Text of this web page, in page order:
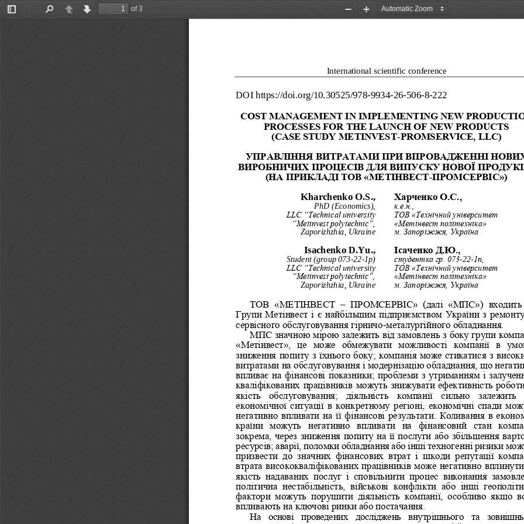
Toggle
PreviousNext
of 3
Zoom
Zoom
International scientific conference
DOI https://doi.org/10.30525/978-9934-26-506-8-222
COST MANAGEMENT IN IMPLEMENTING NEW
PROCESSES FOR THE LAUNCH OF NEW PRODUCTS
(CASE STUDY METINVEST-PROMSERVICE, LLC)
УПРАВЛІННЯ ВИТРАТАМИ ПРИ ВПРОВАДЖЕННІ
ВИРОБНИЧИХ ПРОЦЕСІВ ДЛЯ ВИПУСКУ НОВОЇ
(НА ПРИКЛАДІ ТОВ «МЕТІНВЕСТ-ПРОМСЕРВІС»)
Kharchenko O.S.,
PhD (Economics),
LLC “Technical university
“Metinvest polytechnic”,
Zaporizhzhia, Ukraine
Isachenko D.Yu.,
Student (group 073-22-1p)
LLC “Technical university
“Metinvest polytechnic”,
Zaporizhzhia, Ukraine
Харченко О.С.,
к.е.н.,
ТОВ «Технічний університет
«Метінвест політехніка»
м. Запоріжжя, Україна
Ісаченко Д.Ю.,
студентка гр. 073-22-1п,
ТОВ «Технічний університет
«Метінвест політехніка»
м. Запоріжжя, Україна
ТОВ  «МЕТІНВЕСТ – ПРОМСЕРВІС»  (далі  «МПС»)  входить
Групи Метінвест і є найбільшим підприємством України з
сервісного обслуговування гірничо-металургійного обладнання.
МПС значною мірою залежить від замовлень з боку групи
«Метінвест»,  це  може  обмежувати  можливості  компанії  в
зниження попиту з їхнього боку; компанія може стикатися з
витратами на обслуговування і модернізацію обладнання, що
впливає на фінансові показники; проблеми з утриманням і
кваліфікованих працівників можуть знижувати ефективність
якість  обслуговування;  діяльність  компанії  сильно  залежить
економічної ситуації в конкретному регіоні, економічні спади
негативно впливати на її фінансові результати. Коливання в
країни  можуть  негативно  впливати  на  фінансовий  стан
зокрема, через зниження попиту на її послуги або збільшення
ресурсів; аварії, поломки обладнання або інші техногенні ризики
призвести  до  значних  фінансових  втрат  і  шкоди  репутації
втрата висококваліфікованих працівників може негативно
якість  надаваних  послуг  і  сповільнити  процес  виконання
політична  нестабільність,  військові  конфлікти  або  інші
фактори  можуть  порушити  діяльність  компанії,  особливо  якщо
впливають на ключові ринки або постачання.
На  основі  проведених  досліджень  внутрішнього  та